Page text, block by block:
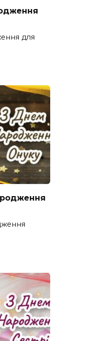
для